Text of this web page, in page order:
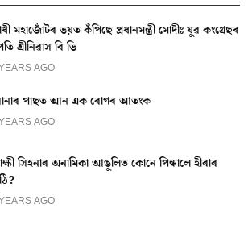
মহাজোঁটৰ ভয়ত কঁপিছে প্রধানমন্ত্ৰী মোদীঃ যুৱ কংগ্ৰেছৰ
শ্ৰীনিৱাস বি ভি
AGO
পাছত আন এক ৰোগৰ আতংক
AGO
সিহনাৰ অনামিকা আঙুলিত কোনে পিন্ধালে হীৰাৰ
AGO